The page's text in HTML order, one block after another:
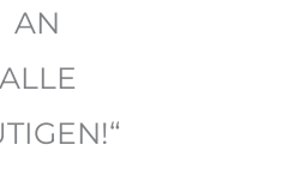
AN
ALLE